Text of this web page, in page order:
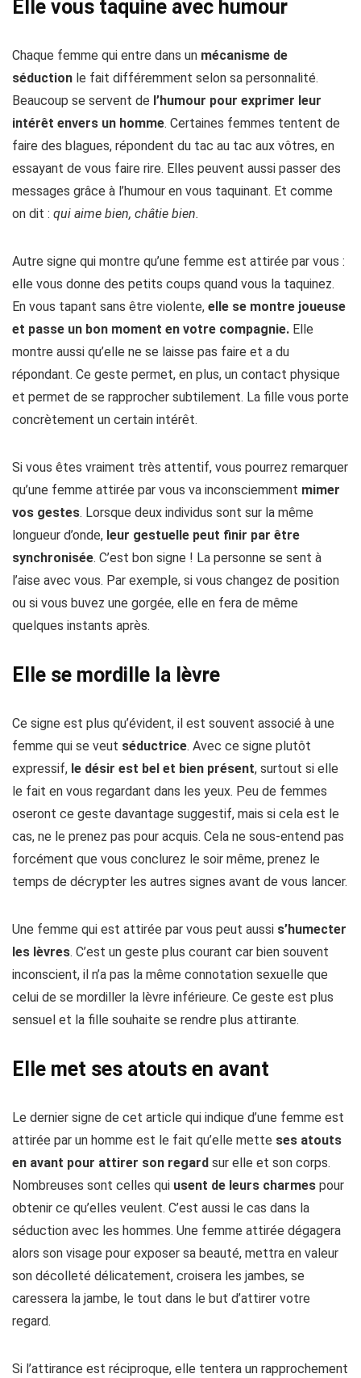
Elle vous taquine avec humour
Chaque femme qui entre dans un mécanisme de
séduction le fait différemment selon sa personnalité.
Beaucoup se servent de l’humour pour exprimer leur
intérêt envers un homme. Certaines femmes tentent de
faire des blagues, répondent du tac au tac aux vôtres, en
essayant de vous faire rire. Elles peuvent aussi passer des
messages grâce à l’humour en vous taquinant. Et comme
on dit : qui aime bien, châtie bien.
Autre signe qui montre qu’une femme est attirée par vous :
elle vous donne des petits coups quand vous la taquinez.
En vous tapant sans être violente, elle se montre joueuse
et passe un bon moment en votre compagnie. Elle
montre aussi qu’elle ne se laisse pas faire et a du
répondant. Ce geste permet, en plus, un contact physique
et permet de se rapprocher subtilement. La fille vous porte
concrètement un certain intérêt.
Si vous êtes vraiment très attentif, vous pourrez remarquer
qu’une femme attirée par vous va inconsciemment mimer
vos gestes. Lorsque deux individus sont sur la même
longueur d’onde, leur gestuelle peut finir par être
synchronisée. C’est bon signe ! La personne se sent à
l’aise avec vous. Par exemple, si vous changez de position
ou si vous buvez une gorgée, elle en fera de même
quelques instants après.
Elle se mordille la lèvre
Ce signe est plus qu’évident, il est souvent associé à une
femme qui se veut séductrice. Avec ce signe plutôt
expressif, le désir est bel et bien présent, surtout si elle
le fait en vous regardant dans les yeux. Peu de femmes
oseront ce geste davantage suggestif, mais si cela est le
cas, ne le prenez pas pour acquis. Cela ne sous-entend pas
forcément que vous conclurez le soir même, prenez le
temps de décrypter les autres signes avant de vous lancer.
Une femme qui est attirée par vous peut aussi s’humecter
les lèvres. C’est un geste plus courant car bien souvent
inconscient, il n’a pas la même connotation sexuelle que
celui de se mordiller la lèvre inférieure. Ce geste est plus
sensuel et la fille souhaite se rendre plus attirante.
Elle met ses atouts en avant
Le dernier signe de cet article qui indique d’une femme est
attirée par un homme est le fait qu’elle mette ses atouts
en avant pour attirer son regard sur elle et son corps.
Nombreuses sont celles qui usent de leurs charmes pour
obtenir ce qu’elles veulent. C’est aussi le cas dans la
séduction avec les hommes. Une femme attirée dégagera
alors son visage pour exposer sa beauté, mettra en valeur
son décolleté délicatement, croisera les jambes, se
caressera la jambe, le tout dans le but d’attirer votre
regard.
Si l’attirance est réciproque, elle tentera un rapprochement